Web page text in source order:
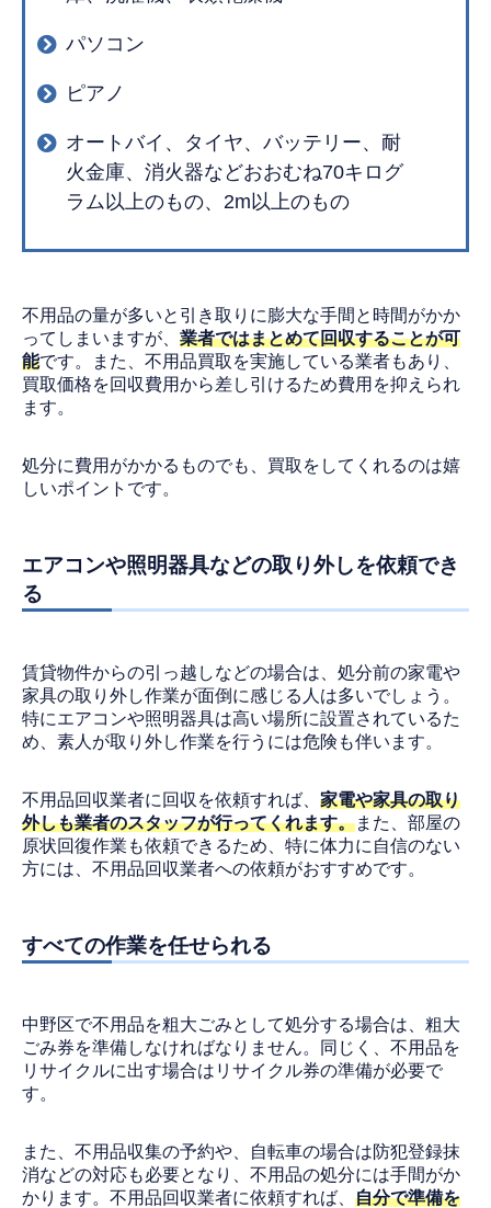
パソコン
ピアノ
オートバイ、タイヤ、バッテリー、耐
火金庫、消火器などおおむね70キログ
ラム以上のもの、2m以上のもの
不用品の量が多いと引き取りに膨大な手間と時間がかか
ってしまいますが、 業者ではまとめて回収することが可
能です。また、不用品買取を実施している業者もあり、
買取価格を回収費用から差し引けるため費用を抑えられ
ます。
処分に費用がかかるものでも、買取をしてくれるのは嬉
しいポイントです。
エアコンや照明器具などの取り外しを依頼でき
る
賃貸物件からの引っ越しなどの場合は、処分前の家電や
家具の取り外し作業が面倒に感じる人は多いでしょう。
特にエアコンや照明器具は高い場所に設置されているた
め、素人が取り外し作業を行うには危険も伴います。
不用品回収業者に回収を依頼すれば、 家電や家具の取り
外しも業者のスタッフが行ってくれます。また、部屋の
原状回復作業も依頼できるため、特に体力に自信のない
方には、不用品回収業者への依頼がおすすめです。
すべての作業を任せられる
中野区で不用品を粗大ごみとして処分する場合は、粗大
ごみ券を準備しなければなりません。同じく、不用品を
リサイクルに出す場合はリサイクル券の準備が必要で
す。
また、不用品収集の予約や、自転車の場合は防犯登録抹
消などの対応も必要となり、不用品の処分には手間がか
かります。不用品回収業者に依頼すれば、 自分で準備を